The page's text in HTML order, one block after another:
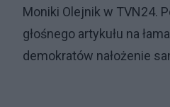
Moniki Olejnik w TVN24.
głośnego artykułu na
demokratów nałożenie